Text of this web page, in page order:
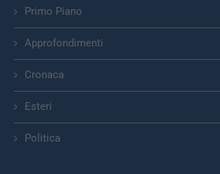
Primo Piano
Approfondimenti
Cronaca
Esteri
Politica